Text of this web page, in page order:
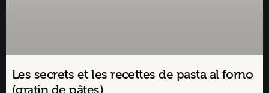
Les secrets et les recettes de pasta al forno
(gratin de pâtes)